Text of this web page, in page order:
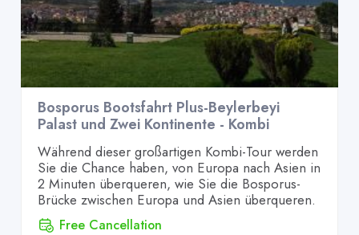
Bosporus Bootsfahrt Plus-Beylerbeyi
Palast und Zwei Kontinente - Kombi
Während dieser großartigen Kombi-Tour werden
Sie die Chance haben, von Europa nach Asien in
2 Minuten überqueren, wie Sie die Bosporus-
Brücke zwischen Europa und Asien überqueren.
Free Cancellation